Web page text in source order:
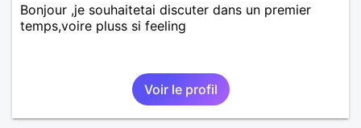
Bonjour ,je souhaitetai discuter dans un premier
temps,voire pluss si feeling
Voir le profil